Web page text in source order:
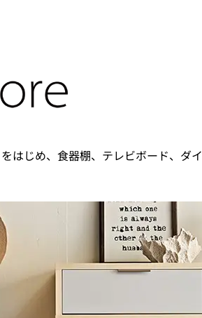
じめ、食器棚、テレビボード、ダ